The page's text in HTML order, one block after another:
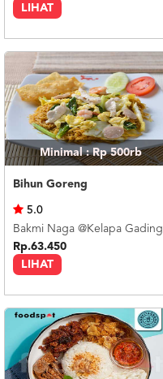
LIHAT
Minimal : Rp 500rb
Bihun Goreng
LIHAT
5.0
Bakmi Naga @Kelapa Gading
Rp.63.450